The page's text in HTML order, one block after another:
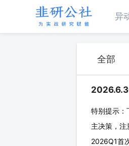
异
全部
特别提示：
主决策，
2026Q1首